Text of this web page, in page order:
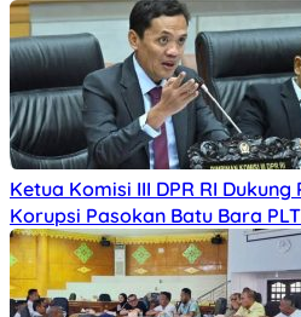
Ketua Komisi III DPR RI
Korupsi Pasokan Batu Bara